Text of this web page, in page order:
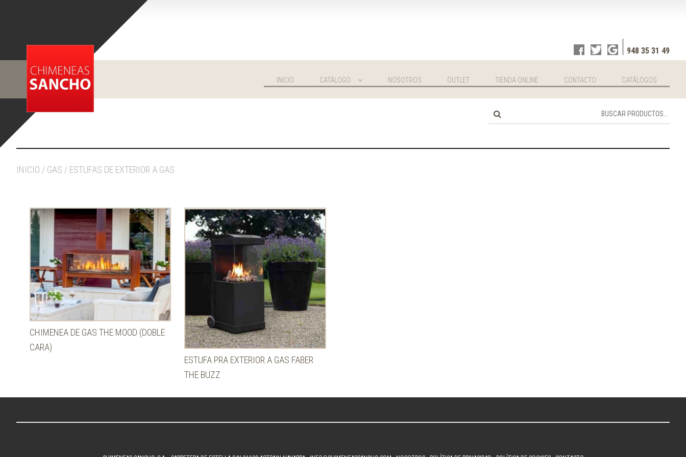
948 35 31 49
INICIO CATÁLOGO NOSOTROS OUTLET TIENDA ONLINE CONTACTO CATÁLOGOS
por:
INICIO / GAS / ESTUFAS DE EXTERIOR A GAS
CHIMENEA DE GAS THE MOOD (DOBLE
CARA)
ESTUFA PRA EXTERIOR A GAS FABER
THE BUZZ